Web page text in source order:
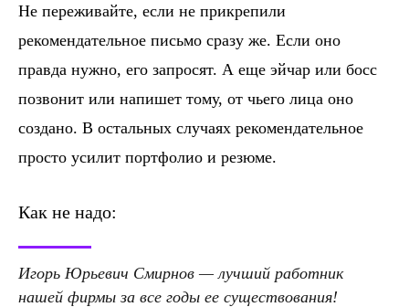
Не переживайте, если не прикрепили
рекомендательное письмо сразу же. Если оно
правда нужно, его запросят. А еще эйчар или босс
позвонит или напишет тому, от чьего лица оно
создано. В остальных случаях рекомендательное
просто усилит портфолио и резюме.
Как не надо:
Игорь Юрьевич Смирнов — лучший работник
нашей фирмы за все годы ее существования!